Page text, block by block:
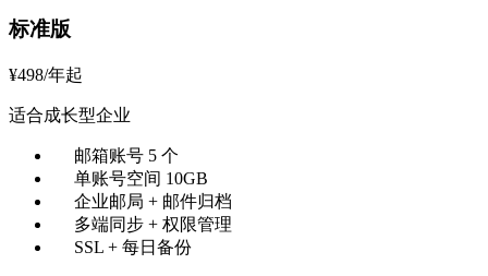
标准版
¥498/年起
适合成长型企业
邮箱账号 5 个
单账号空间 10GB
企业邮局 + 邮件归档
多端同步 + 权限管理
SSL + 每日备份